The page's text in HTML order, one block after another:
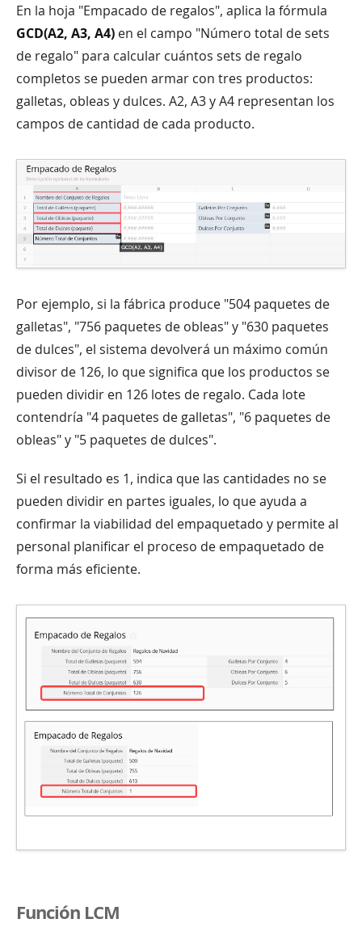
En la hoja "Empacado de regalos", aplica la fórmula
GCD(A2, A3, A4) en el campo "Número total de sets
de regalo" para calcular cuántos sets de regalo
completos se pueden armar con tres productos:
galletas, obleas y dulces. A2, A3 y A4 representan los
campos de cantidad de cada producto.
Por ejemplo, si la fábrica produce "504 paquetes de
galletas", "756 paquetes de obleas" y "630 paquetes
de dulces", el sistema devolverá un máximo común
divisor de 126, lo que significa que los productos se
pueden dividir en 126 lotes de regalo. Cada lote
contendría "4 paquetes de galletas", "6 paquetes de
obleas" y "5 paquetes de dulces".
Si el resultado es 1, indica que las cantidades no se
pueden dividir en partes iguales, lo que ayuda a
confirmar la viabilidad del empaquetado y permite al
personal planificar el proceso de empaquetado de
forma más eficiente.
Función LCM